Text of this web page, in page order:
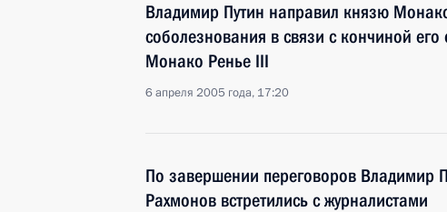
Владимир Путин направил князю
соболезнования в связи с кончиной
Монако Ренье III
6 апреля 2005 года, 17:20
По завершении переговоров Владимир
Рахмонов встретились с журналистами